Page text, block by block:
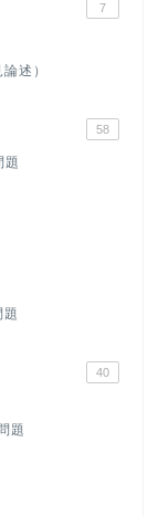
7
述）
58
題
40
題